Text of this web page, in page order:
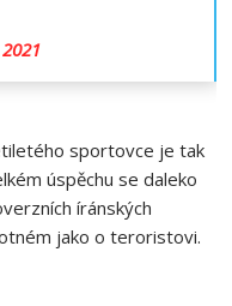
sportovce je tak
úspěchu se daleko
íránských
jako o teroristovi.